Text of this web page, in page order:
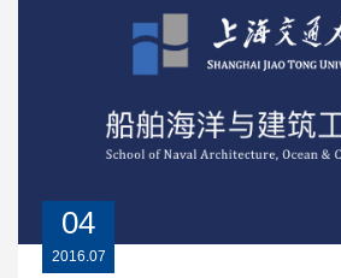
04
2016.07